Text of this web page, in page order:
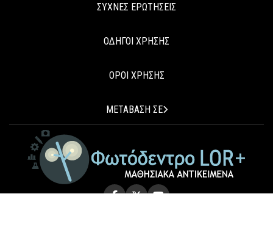
ΣΥΧΝΕΣ ΕΡΩΤΗΣΕΙΣ
ΟΔΗΓΟΙ ΧΡΗΣΗΣ
ΟΡΟΙ ΧΡΗΣΗΣ
ΜΕΤΑΒΑΣΗ ΣΕ